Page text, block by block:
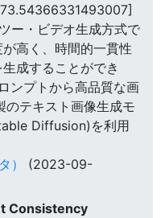
ー・ビデオ生成方式で
高く、時間的一貫性
成することができ
ンプトから高品質な画
のテキスト画像生成モ
Diffusion)を利用
）
(2023-09-
Consistency